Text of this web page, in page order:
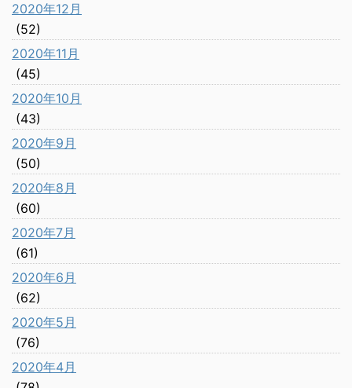
2020年12月
(52)
2020年11月
(45)
2020年10月
(43)
2020年9月
(50)
2020年8月
(60)
2020年7月
(61)
2020年6月
(62)
2020年5月
(76)
2020年4月